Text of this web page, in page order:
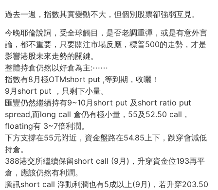
過去一週，指數其實變動不大，但個別股票卻強弱互見。
今晚耶倫說詞，受全球觸目，是否老調重彈，或是有意外言
論，都不重要，只要關注市場反應，標普500的走勢，才是
影響港股未來走勢的關鍵。
整體持倉仍然以好倉為主:⋯⋯
指數有8月極OTMshort put ,等到期，收曬！
9月short put ，只剩下小量。
匯豐仍然繼續持有9~10月short put 及short ratio put
spread,而long call 倉仍有極小量，55及52.50 call，
floating有 3~7倍利潤。
下方支撐在55元附近，資金盤路在54.85上下，跌穿會減低
持倉。
388港交所繼續保留short call (9月)，升穿資金位193再平
倉，應該仍然有利潤。
騰訊short call 浮動利潤也有5成以上(9月)，若升穿203.50